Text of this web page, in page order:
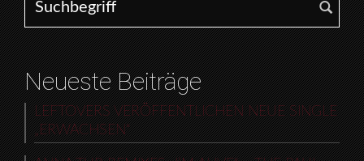
Neueste Beiträge
LEFTOVERS VERÖFFENTLICHEN NEUE SINGLE
„ERWACHSEN“